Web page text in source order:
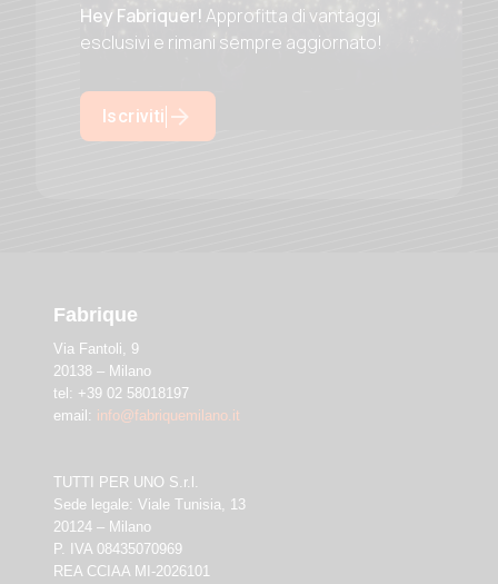
Hey Fabriquer!Approfitta di vantaggi
esclusivi e rimani sempre aggiornato!
Iscriviti
Fabrique
Via Fantoli, 9
20138 – Milano
tel: +39 02 58018197
email: info@fabriquemilano.it
TUTTI PER UNO S.r.l.
Sede legale: Viale Tunisia, 13
20124 – Milano
P. IVA 08435070969
REA CCIAA MI-2026101